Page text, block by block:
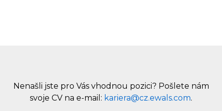
Nenašli jste pro Vás vhodnou pozici? Pošlete nám
svoje CV na e-mail: kariera@cz.ewals.com.